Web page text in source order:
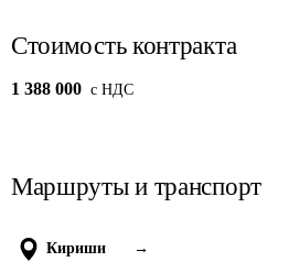
Стоимость контракта
1 388 000 c НДС
Маршруты и транспорт
Кириши →